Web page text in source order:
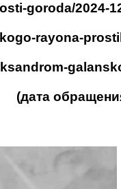
goroda/2024-
rayona-
(дата